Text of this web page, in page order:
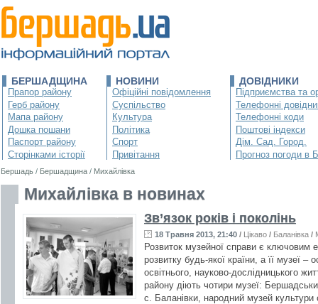
БЕРШАДЩИНА
Прапор району
Герб району
Мапа району
Дошка пошани
Паспорт району
Сторінками історії
НОВИНИ
Офіційні повідомлення
Суспільство
Культура
Політика
Спорт
Привітання
ДОВІДНИКИ
Підприємства та
Телефонні
Телефонні коди
Поштові індекси
Дім. Сад. Город.
Прогноз погоди в
Бершадь / Бершадщина / Михайлівка
Михайлівка в новинах
Зв’язок років і поколінь
18 Травня 2013, 21:40 / Цікаво / Баланівка /
Розвиток музейної справи є ключовим
розвитку будь-якої країни, а її музеї –
освітнього, науково-дослідницького
району діють чотири музеї:
с. Баланівки, народний музей